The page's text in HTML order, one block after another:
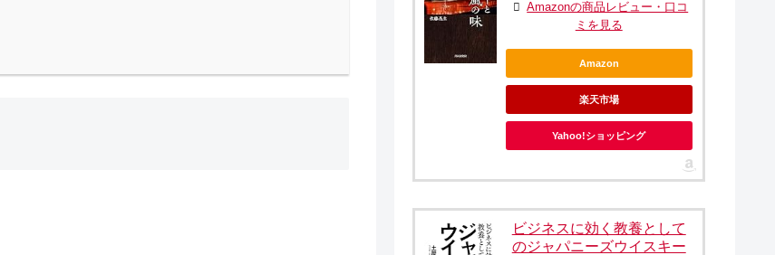
Amazonの商品レビュー・口コ
ミを見る
Amazon
楽天市場
Yahoo!ショッピング
ビジネスに効く教養として
のジャパニーズウイスキー